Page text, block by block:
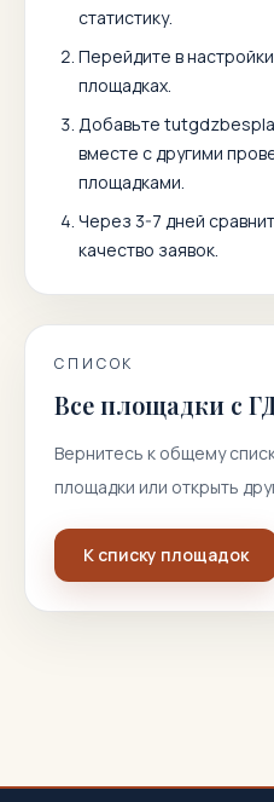
статистику.
Перейдите в
площадках.
Добавьте
вместе с другими
площадками.
Через 3-7 дней
качество заявок.
СПИСОК
Все площадки с
Вернитесь к общему
площадки или открыть
К списку площадок